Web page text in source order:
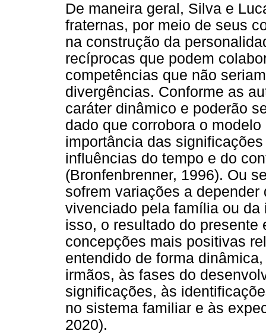
De maneira geral, Silva e
fraternas, por meio de seus
na construção da
recíprocas que podem
competências que não
divergências. Conforme as
caráter dinâmico e poderão
dado que corrobora o
importância das
influências do tempo e do
(Bronfenbrenner, 1996). Ou
sofrem variações a
vivenciado pela família ou
isso, o resultado do
concepções mais positivas
entendido de forma
irmãos, às fases do
significações, às
no sistema familiar e às
2020).